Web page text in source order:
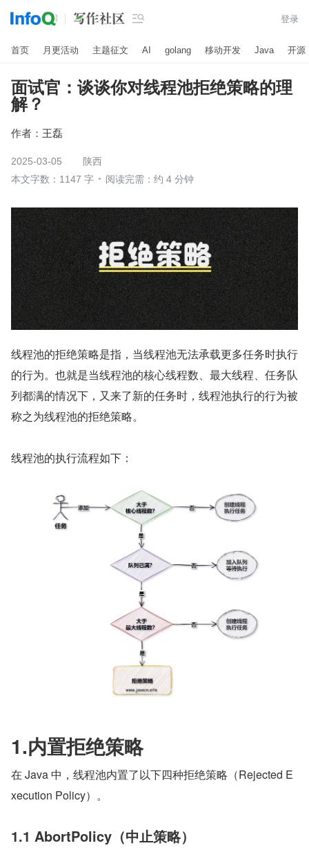
 登录
首页 月更活动 主题征文 AI golang 移动开发 Java 开源
面试官：谈谈你对线程池拒绝策略的理
解？
作者： 王磊
2025-03-05
陕西
本文字数：1147 字
阅读完需：约 4 分钟
线程池的拒绝策略是指，当线程池无法承载更多任务时执行
的行为。也就是当线程池的核心线程数、最大线程、任务队
列都满的情况下，又来了新的任务时，线程池执行的行为被
称之为线程池的拒绝策略。
线程池的执行流程如下：
1.内置拒绝策略
在 Java 中，线程池内置了以下四种拒绝策略（Rejected E
xecution Policy）。
1.1 AbortPolicy（中止策略）